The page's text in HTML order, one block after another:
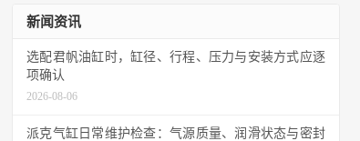
新闻资讯
选配君帆油缸时，缸径、行程、压力与安装方式应逐
项确认
2026-08-06
派克气缸日常维护检查：气源质量、润滑状态与密封